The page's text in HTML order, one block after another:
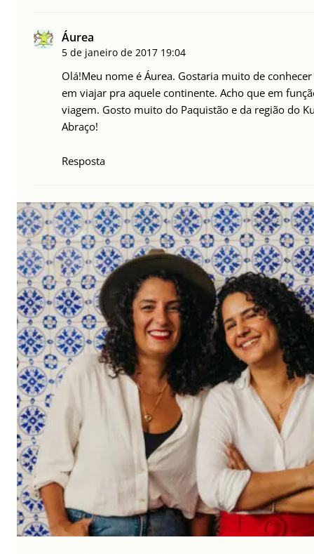
Áurea
5 de janeiro de 2017 19:04
Olá!Meu nome é Áurea. Gostaria muito de
em viajar pra aquele continente. Acho que em
viagem. Gosto muito do Paquistão e da região do
Abraço!
Resposta